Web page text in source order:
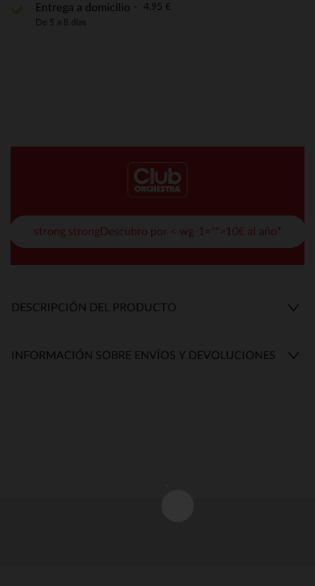
Entrega a domicilio 4,95 €
De 5 a 8 días
strong strongDescubro por < wg-1="">10€ al año*
DESCRIPCIÓN DEL PRODUCTO
INFORMACIÓN SOBRE ENVÍOS Y DEVOLUCIONES